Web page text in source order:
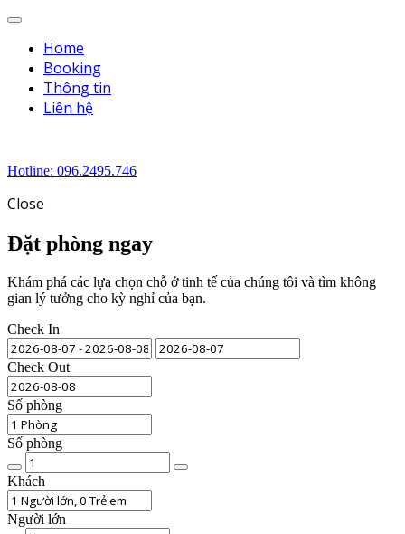
Menu
Home
Booking
Thông tin
Liên hệ
Hotline: 096.2495.746
Close
Đặt phòng ngay
Khám phá các lựa chọn chỗ ở tinh tế của chúng tôi và tìm không
gian lý tưởng cho kỳ nghỉ của bạn.
Check In
Check Out
Số phòng
Số phòng
Chất
lượng
phòng
Khách
Người lớn